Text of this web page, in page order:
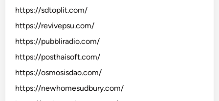
https://sdtoplit.com/
https://revivepsu.com/
https://pubbliradio.com/
https://posthaisoft.com/
https://osmosisdao.com/
https://newhomesudbury.com/